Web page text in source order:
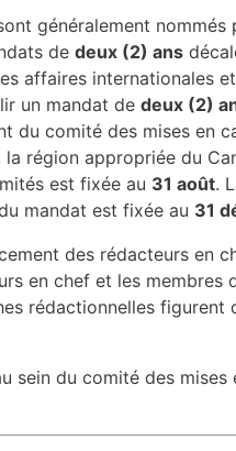
généralement nommés
de deux (2) ans
affaires internationales
un mandat de deux (2)
du comité des mises en
région appropriée du
est fixée au 31 août.
mandat est fixée au 31
des rédacteurs en
en chef et les
rédactionnelles figurent
sein du comité des mises